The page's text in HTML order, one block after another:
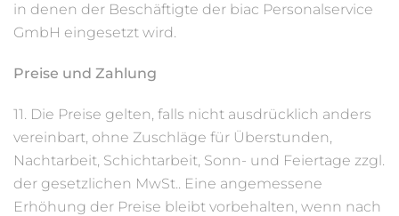
in denen der Beschäftigte der biac Personalservice
GmbH eingesetzt wird.
Preise und Zahlung
11. Die Preise gelten, falls nicht ausdrücklich anders
vereinbart, ohne Zuschläge für Überstunden,
Nachtarbeit, Schichtarbeit, Sonn- und Feiertage zzgl.
der gesetzlichen MwSt.. Eine angemessene
Erhöhung der Preise bleibt vorbehalten, wenn nach